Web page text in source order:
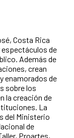
Costa Rica
espectáculos de
Además de
crean
enamorados de
sobre los
la creación de
La
del Ministerio
de
Proartes,